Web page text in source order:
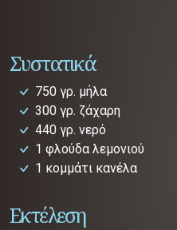
Συστατικά
750 γρ. μήλα
300 γρ. ζάχαρη
440 γρ. νερό
1 φλούδα λεμονιού
1 κομμάτι κανέλα
Εκτέλεση